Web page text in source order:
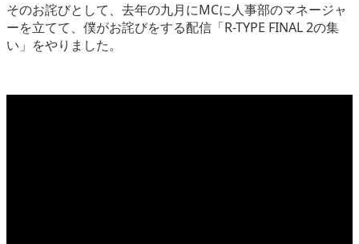
そのお詫びとして、去年の九月にMCに人事部のマネージャ
ーを立てて、僕がお詫びをする配信「R-TYPE FINAL 2の集
い」をやりました。